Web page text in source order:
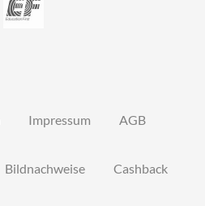
Impressum AGB
Bildnachweise Cashback